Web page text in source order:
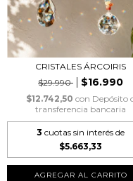
CRISTALES ÁRCOIRIS
$29.990
$16.990
$12.742,50 con Depósito
transferencia bancaria
3 cuotas sin interés de
$5.663,33
AGREGAR AL CARRITO